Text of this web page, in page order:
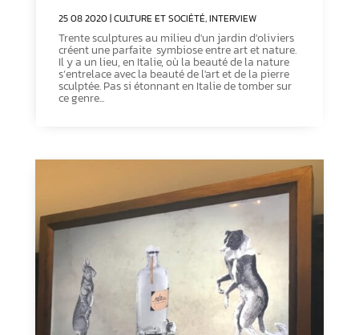
25 08 2020|CULTURE ET SOCIÉTÉ,INTERVIEW
Trente sculptures au milieu d'un jardin d'oliviers
créent une parfaite symbiose entre art et nature.
Il y a un lieu, en Italie, où la beauté de la nature
s’entrelace avec la beauté de l'art et de la pierre
sculptée. Pas si étonnant en Italie de tomber sur
ce genre...